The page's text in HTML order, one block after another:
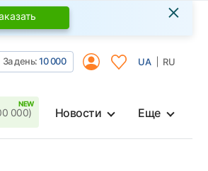
×
За день:10 000 UA RU
000) Новости Еще